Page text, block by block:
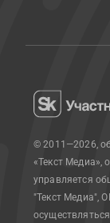
© 2011—2026,
«Текст Медиа»,
управляется
"Текст Медиа",